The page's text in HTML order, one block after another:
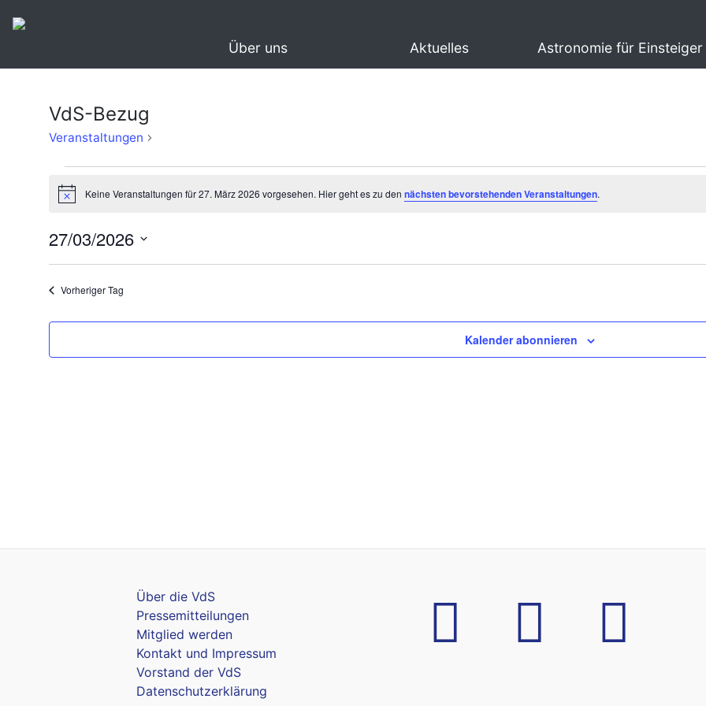
Über uns Aktuelles Astronomie für Einsteiger
VdS-Bezug
Veranstaltungen
Veranstaltungen
für
27.
März
2026
HinweisKeine Veranstaltungen für 27. März 2026 vorgesehen. Hier geht es zu den nächsten bevorstehenden Veranstaltungen.
27/03/2026
Datum
Vorheriger Tag
Kalender abonnieren
Über die VdS
Pressemitteilungen
Mitglied werden
Kontakt und Impressum
Vorstand der VdS
Datenschutzerklärung